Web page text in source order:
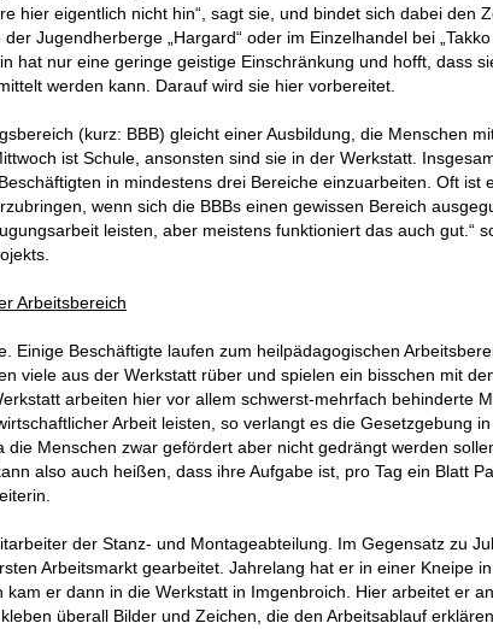
hier eigentlich nicht hin“, sagt sie, und bindet sich dabei den
Jugendherberge „Hargard“ oder im Einzelhandel bei
hat nur eine geringe geistige Einschränkung und hofft, dass
werden kann. Darauf wird sie hier vorbereitet.
(kurz: BBB) gleicht einer Ausbildung, die Menschen
ist Schule, ansonsten sind sie in der Werkstatt.
in mindestens drei Bereiche einzuarbeiten. Oft ist
wenn sich die BBBs einen gewissen Bereich
leisten, aber meistens funktioniert das auch gut.“
Arbeitsbereich
Einige Beschäftigte laufen zum heilpädagogischen
viele aus der Werkstatt rüber und spielen ein bisschen mit
arbeiten hier vor allem schwerst-mehrfach behinderte
Arbeit leisten, so verlangt es die Gesetzgebung
die Menschen zwar gefördert aber nicht gedrängt werden
also auch heißen, dass ihre Aufgabe ist, pro Tag ein Blatt
der Stanz- und Montageabteilung. Im Gegensatz zu
Arbeitsmarkt gearbeitet. Jahrelang hat er in einer Kneipe
kam er dann in die Werkstatt in Imgenbroich. Hier arbeitet er
überall Bilder und Zeichen, die den Arbeitsablauf